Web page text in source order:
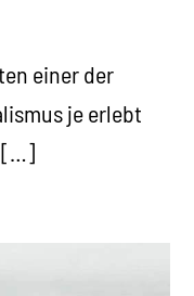
einer der
je erlebt
[…]